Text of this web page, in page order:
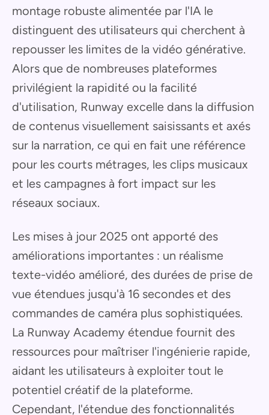
montage robuste alimentée par l'IA le
distinguent des utilisateurs qui cherchent à
repousser les limites de la vidéo générative.
Alors que de nombreuses plateformes
privilégient la rapidité ou la facilité
d'utilisation, Runway excelle dans la diffusion
de contenus visuellement saisissants et axés
sur la narration, ce qui en fait une référence
pour les courts métrages, les clips musicaux
et les campagnes à fort impact sur les
réseaux sociaux.
Les mises à jour 2025 ont apporté des
améliorations importantes : un réalisme
texte-vidéo amélioré, des durées de prise de
vue étendues jusqu'à 16 secondes et des
commandes de caméra plus sophistiquées.
La Runway Academy étendue fournit des
ressources pour maîtriser l'ingénierie rapide,
aidant les utilisateurs à exploiter tout le
potentiel créatif de la plateforme.
Cependant, l'étendue des fonctionnalités